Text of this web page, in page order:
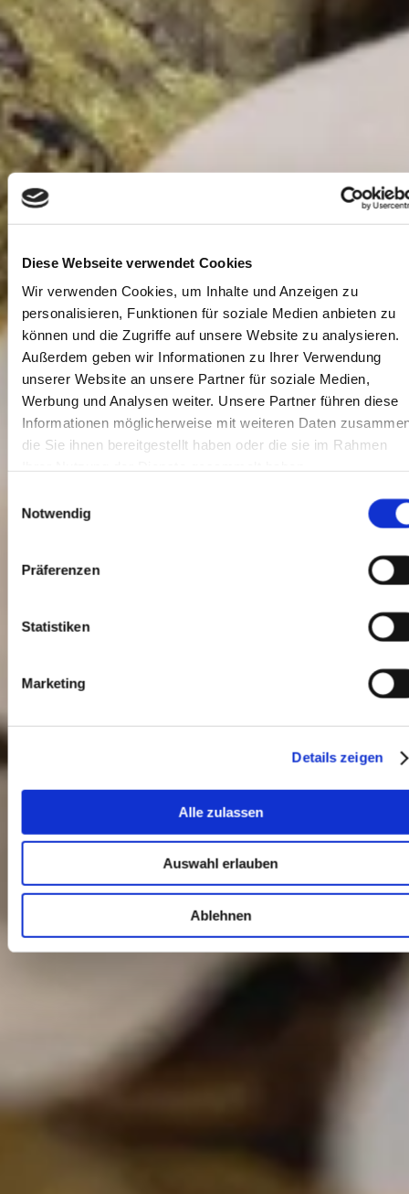
Diese Webseite verwendet Cookies
Wir verwenden Cookies, um Inhalte und Anzeigen zu
personalisieren, Funktionen für soziale Medien anbieten zu
können und die Zugriffe auf unsere Website zu analysieren.
Außerdem geben wir Informationen zu Ihrer Verwendung
unserer Website an unsere Partner für soziale Medien,
Werbung und Analysen weiter. Unsere Partner führen diese
Informationen möglicherweise mit weiteren Daten
die Sie ihnen bereitgestellt haben oder die sie im Rahmen
Notwendig
Präferenzen
Statistiken
Marketing
Details zeigen
Alle zulassen
Auswahl erlauben
Ablehnen